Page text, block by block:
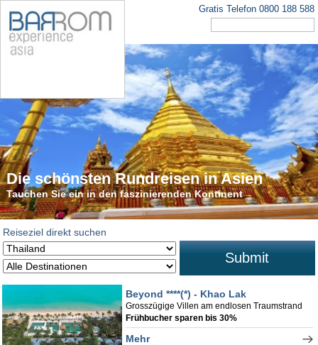
Gratis Telefon 0800 188 588
Die schönsten Rundreisen in Asien
Tauchen Sie ein in den faszinierenden Kontinent
Reiseziel direkt suchen
Submit
Beyond ****(*) - Khao Lak
Grosszügige Villen am endlosen Traumstrand
Frühbucher sparen bis 30%
Mehr